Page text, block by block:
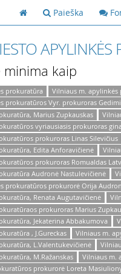
Paieška
APYLINKĖS
minima kaip
prokuratūra Vilniaus m. apylinkės
prokuratūros Vyr. prokuroras
Marius Zupkauskas
vyriausiasis prokuroras
prokuroras Linas Silevičius
Edita Anforavičienė
prokuroras Romualdas
Audronė Nastulevičienė
prokuratūros prokurorė Orija
Renata Augutavičienė
prokuroras Marius
Jekaterina Abbakumova
, J.Gureckas
Vilniaus m.
L.Valentukevičienė
M.Ražanskas
Vilniaus m.
prokurorė Loreta